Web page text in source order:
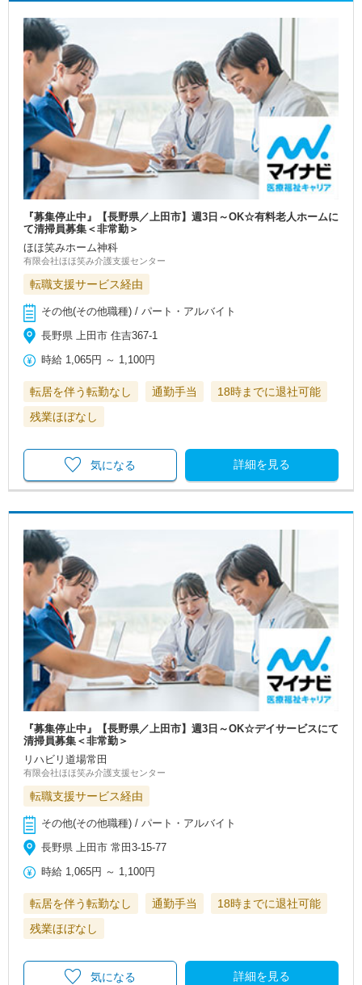
『募集停止中』【長野県／上田市】週3日～OK☆有料老人ホームに
て清掃員募集＜非常勤＞
ほほ笑みホーム神科
有限会社ほほ笑み介護支援センター
転職支援サービス経由
その他(その他職種) / パート・アルバイト
長野県 上田市 住吉367-1
時給 1,065円 ～ 1,100円
転居を伴う転勤なし 通勤手当
18時までに退社可能
残業ほぼなし
詳細を見る
気になる
『募集停止中』【長野県／上田市】週3日～OK☆デイサービスにて
清掃員募集＜非常勤＞
リハビリ道場常田
有限会社ほほ笑み介護支援センター
転職支援サービス経由
その他(その他職種) / パート・アルバイト
長野県 上田市 常田3-15-77
時給 1,065円 ～ 1,100円
転居を伴う転勤なし 通勤手当
18時までに退社可能
残業ほぼなし
詳細を見る
気になる